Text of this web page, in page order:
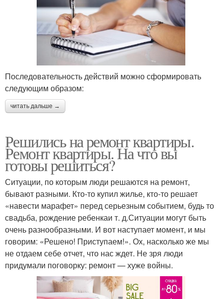
Последовательность действий можно сформировать
следующим образом:
читать дальше →
Решились на ремонт квартиры.
Ремонт квартиры. На что вы
готовы решиться?
Ситуации, по которым люди решаются на ремонт,
бывают разными. Кто-то купил жилье, кто-то решает
«навести марафет» перед серьезным событием, будь то
свадьба, рождение ребенкаи т. д.Ситуации могут быть
очень разнообразными. И вот наступает момент, и мы
говорим: «Решено! Приступаем!». Ох, насколько же мы
не отдаем себе отчет, что нас ждет. Не зря люди
придумали поговорку: ремонт — хуже войны.